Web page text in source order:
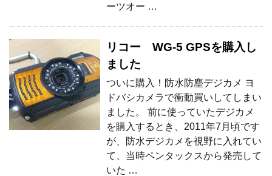
ーツオー …
リコー WG-5 GPSを購入し
ました
ついに購入！防水防塵デジカメ ヨ
ドバシカメラで衝動買いしてしまい
ました。 前に使っていたデジカメ
を購入するとき、2011年7月頃です
が、防水デジカメを視野に入れてい
て、当時ペンタックスから発売して
いた …